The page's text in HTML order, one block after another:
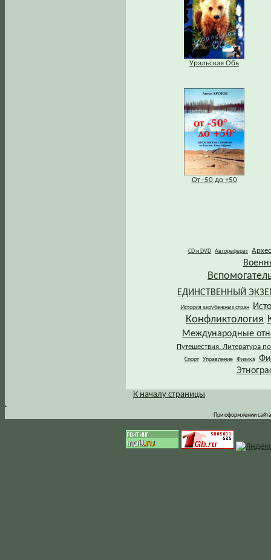
Уральская Обь
От -50 до +50
CD и DVD Автореферат
ЕДИНСТВЕННЫЙ
История зарубежных стран
Конфликтология
Международные
Путешествия. Литература
Спорт Управление Физика
.
К началу страницы
При оформлении